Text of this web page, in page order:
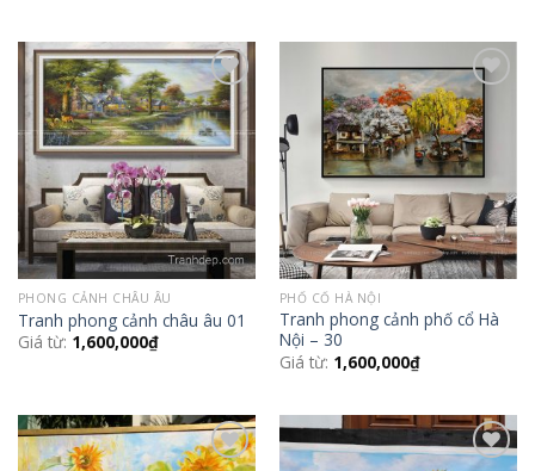
Add to
Wishlist
PHONG CẢNH CHÂU ÂU
Tranh phong cảnh châu âu 01
Giá từ: 1,600,000₫
Add to
Wishlist
PHỐ CỔ HÀ NỘI
Tranh phong cảnh phố cổ Hà
Nội – 30
Giá từ: 1,600,000₫